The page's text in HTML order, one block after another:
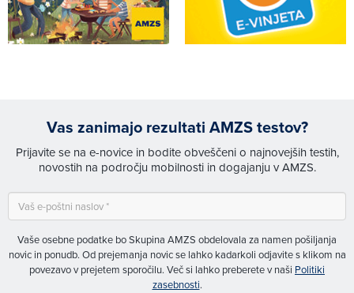
Vas zanimajo rezultati AMZS testov?
Prijavite se na e-novice in bodite obveščeni o najnovejših testih,
novostih na področju mobilnosti in dogajanju v AMZS.
Vaše osebne podatke bo Skupina AMZS obdelovala za namen pošiljanja
novic in ponudb. Od prejemanja novic se lahko kadarkoli odjavite s klikom na
povezavo v prejetem sporočilu. Več si lahko preberete v naši Politiki
zasebnosti.